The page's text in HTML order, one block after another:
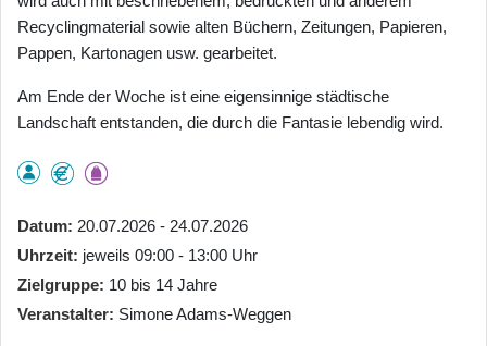
Recyclingmaterial sowie alten Büchern, Zeitungen, Papieren,
Pappen, Kartonagen usw. gearbeitet.
Am Ende der Woche ist eine eigensinnige städtische
Landschaft entstanden, die durch die Fantasie lebendig wird.
Datum 20.07.2026 - 24.07.2026
Uhrzeit jeweils 09:00 - 13:00 Uhr
Zielgruppe 10 bis 14 Jahre
Veranstalter Simone Adams-Weggen